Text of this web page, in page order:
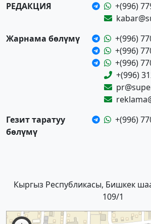
РЕДАКЦИЯ
+(996)
Жарнама бөлүмү
+(996)
+(996)
+(996)
+(996)
Гезит таратуу
бөлүмү
+(996)
Кыргыз Республикасы, Бишкек
109/1